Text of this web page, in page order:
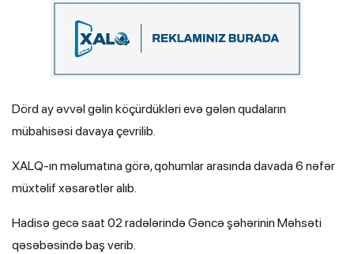
Dörd ay əvvəl gəlin köçürdükləri evə gələn qudaların
mübahisəsi davaya çevrilib.
XALQ-ın məlumatına görə, qohumlar arasında davada 6 nəfər
müxtəlif xəsarətlər alıb.
Hadisə gecə saat 02 radələrində Gəncə şəhərinin Məhsəti
qəsəbəsində baş verib.